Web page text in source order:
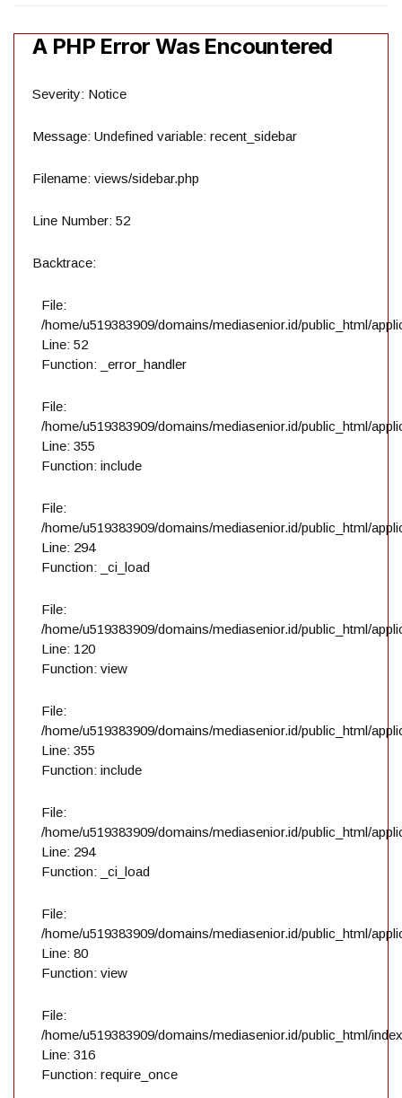
A PHP Error Was Encountered
Severity: Notice
Message: Undefined variable: recent_sidebar
Filename: views/sidebar.php
Line Number: 52
Backtrace:
File:
/home/u519383909/domains/mediasenior.id/public_html/
Line: 52
Function: _error_handler
File:
/home/u519383909/domains/mediasenior.id/public_html/
Line: 355
Function: include
File:
/home/u519383909/domains/mediasenior.id/public_html/
Line: 294
Function: _ci_load
File:
/home/u519383909/domains/mediasenior.id/public_html/
Line: 120
Function: view
File:
/home/u519383909/domains/mediasenior.id/public_html/
Line: 355
Function: include
File:
/home/u519383909/domains/mediasenior.id/public_html/
Line: 294
Function: _ci_load
File:
/home/u519383909/domains/mediasenior.id/public_html/
Line: 80
Function: view
File:
/home/u519383909/domains/mediasenior.id/public_html/
Line: 316
Function: require_once